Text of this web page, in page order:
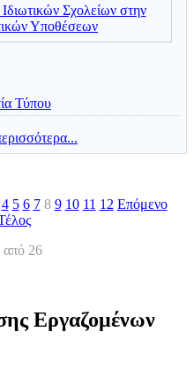
Τύπου
4 5 6 7 8 9 10 11 12 Επόμενο
από 26
Εργαζομένων